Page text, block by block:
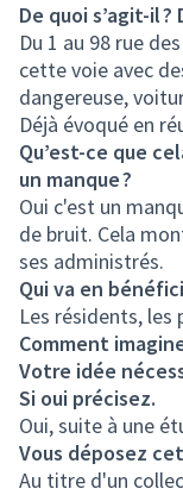
De quoi s’agit-il
Du 1 au 98 rue
cette voie avec
dangereuse,
Déjà évoqué en
Qu’est-ce que
un manque ?
Oui c'est un
de bruit. Cela
ses administrés.
Qui va en
Les résidents, les
Comment
Votre idée
Si oui précisez.
Oui, suite à une
Vous déposez
Au titre d'un